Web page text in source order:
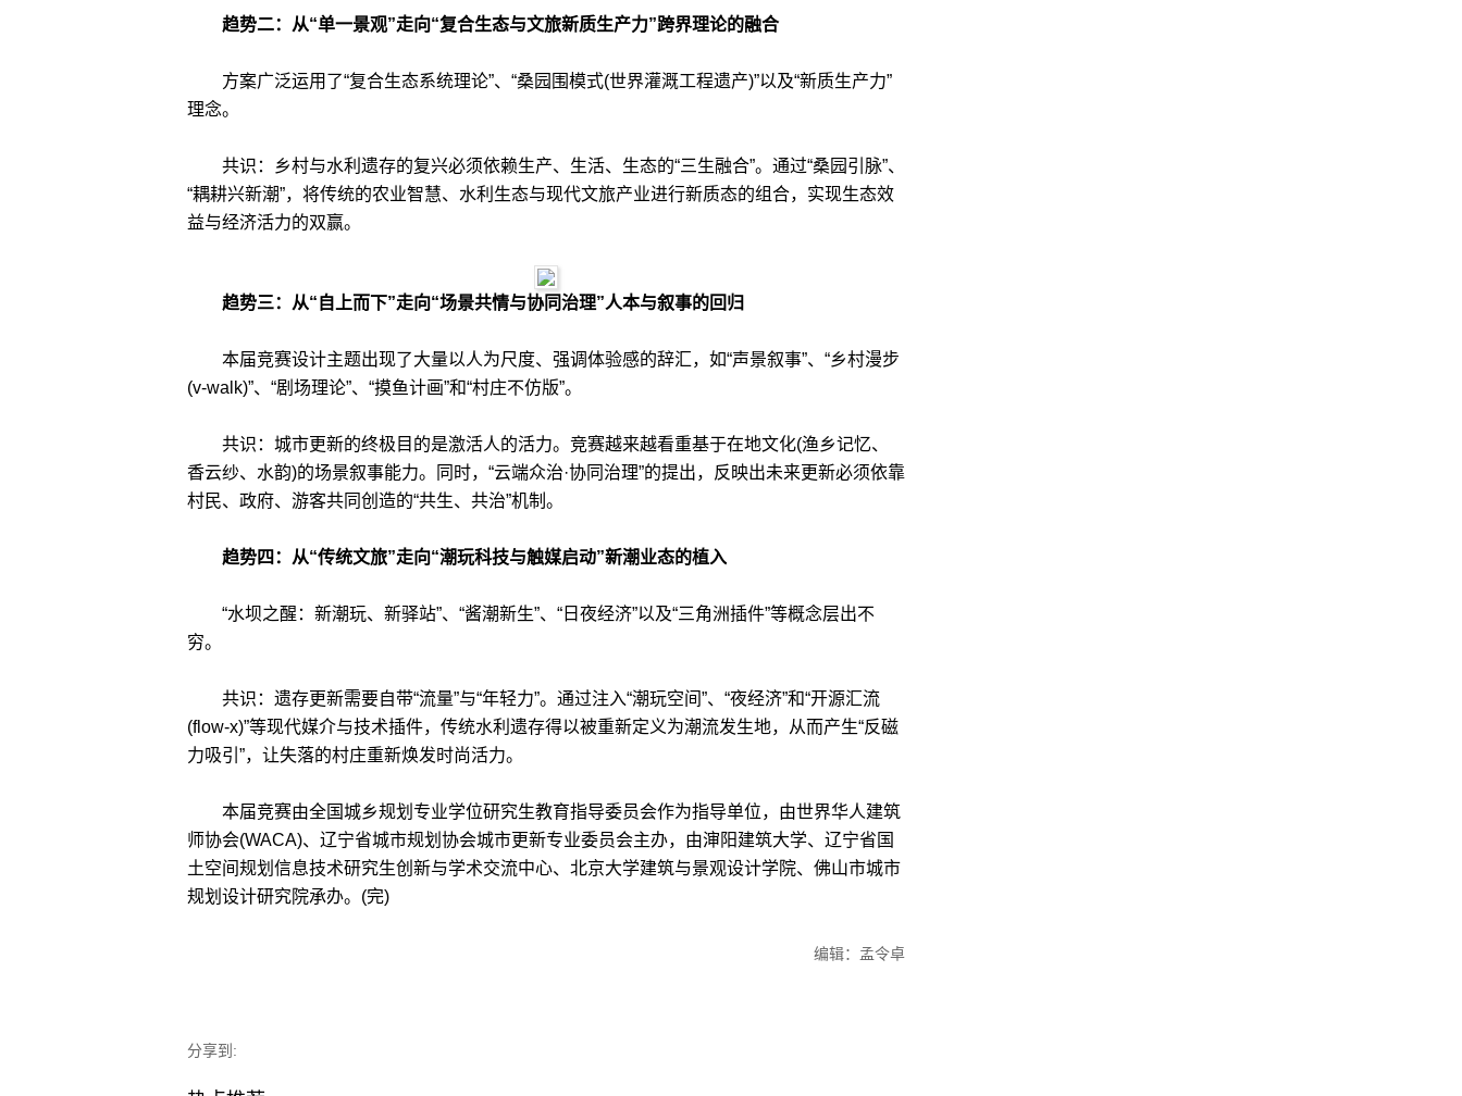
趋势二：从“单一景观”走向“复合生态与文旅新质生产力”跨界理论的融合
方案广泛运用了“复合生态系统理论”、“桑园围模式(世界灌溉工程遗产)”以及“新质生产力”
理念。
共识：乡村与水利遗存的复兴必须依赖生产、生活、生态的“三生融合”。通过“桑园引脉”、
“耦耕兴新潮”，将传统的农业智慧、水利生态与现代文旅产业进行新质态的组合，实现生态效
益与经济活力的双赢。
趋势三：从“自上而下”走向“场景共情与协同治理”人本与叙事的回归
本届竞赛设计主题出现了大量以人为尺度、强调体验感的辞汇，如“声景叙事”、“乡村漫步
(v-walk)”、“剧场理论”、“摸鱼计画”和“村庄不仿版”。
共识：城市更新的终极目的是激活人的活力。竞赛越来越看重基于在地文化(渔乡记忆、
香云纱、水韵)的场景叙事能力。同时，“云端众治·协同治理”的提出，反映出未来更新必须依靠
村民、政府、游客共同创造的“共生、共治”机制。
趋势四：从“传统文旅”走向“潮玩科技与触媒启动”新潮业态的植入
“水坝之醒：新潮玩、新驿站”、“酱潮新生”、“日夜经济”以及“三角洲插件”等概念层出不
穷。
共识：遗存更新需要自带“流量”与“年轻力”。通过注入“潮玩空间”、“夜经济”和“开源汇流
(flow-x)”等现代媒介与技术插件，传统水利遗存得以被重新定义为潮流发生地，从而产生“反磁
力吸引”，让失落的村庄重新焕发时尚活力。
本届竞赛由全国城乡规划专业学位研究生教育指导委员会作为指导单位，由世界华人建筑
师协会(WACA)、辽宁省城市规划协会城市更新专业委员会主办，由渖阳建筑大学、辽宁省国
土空间规划信息技术研究生创新与学术交流中心、北京大学建筑与景观设计学院、佛山市城市
规划设计研究院承办。(完)
编辑：孟令卓
分享到: